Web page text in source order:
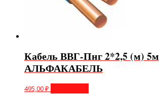
Кабель ВВГ-Пнг 2*2,5 (м) 5м
АЛЬФАКАБЕЛЬ
495,00₽